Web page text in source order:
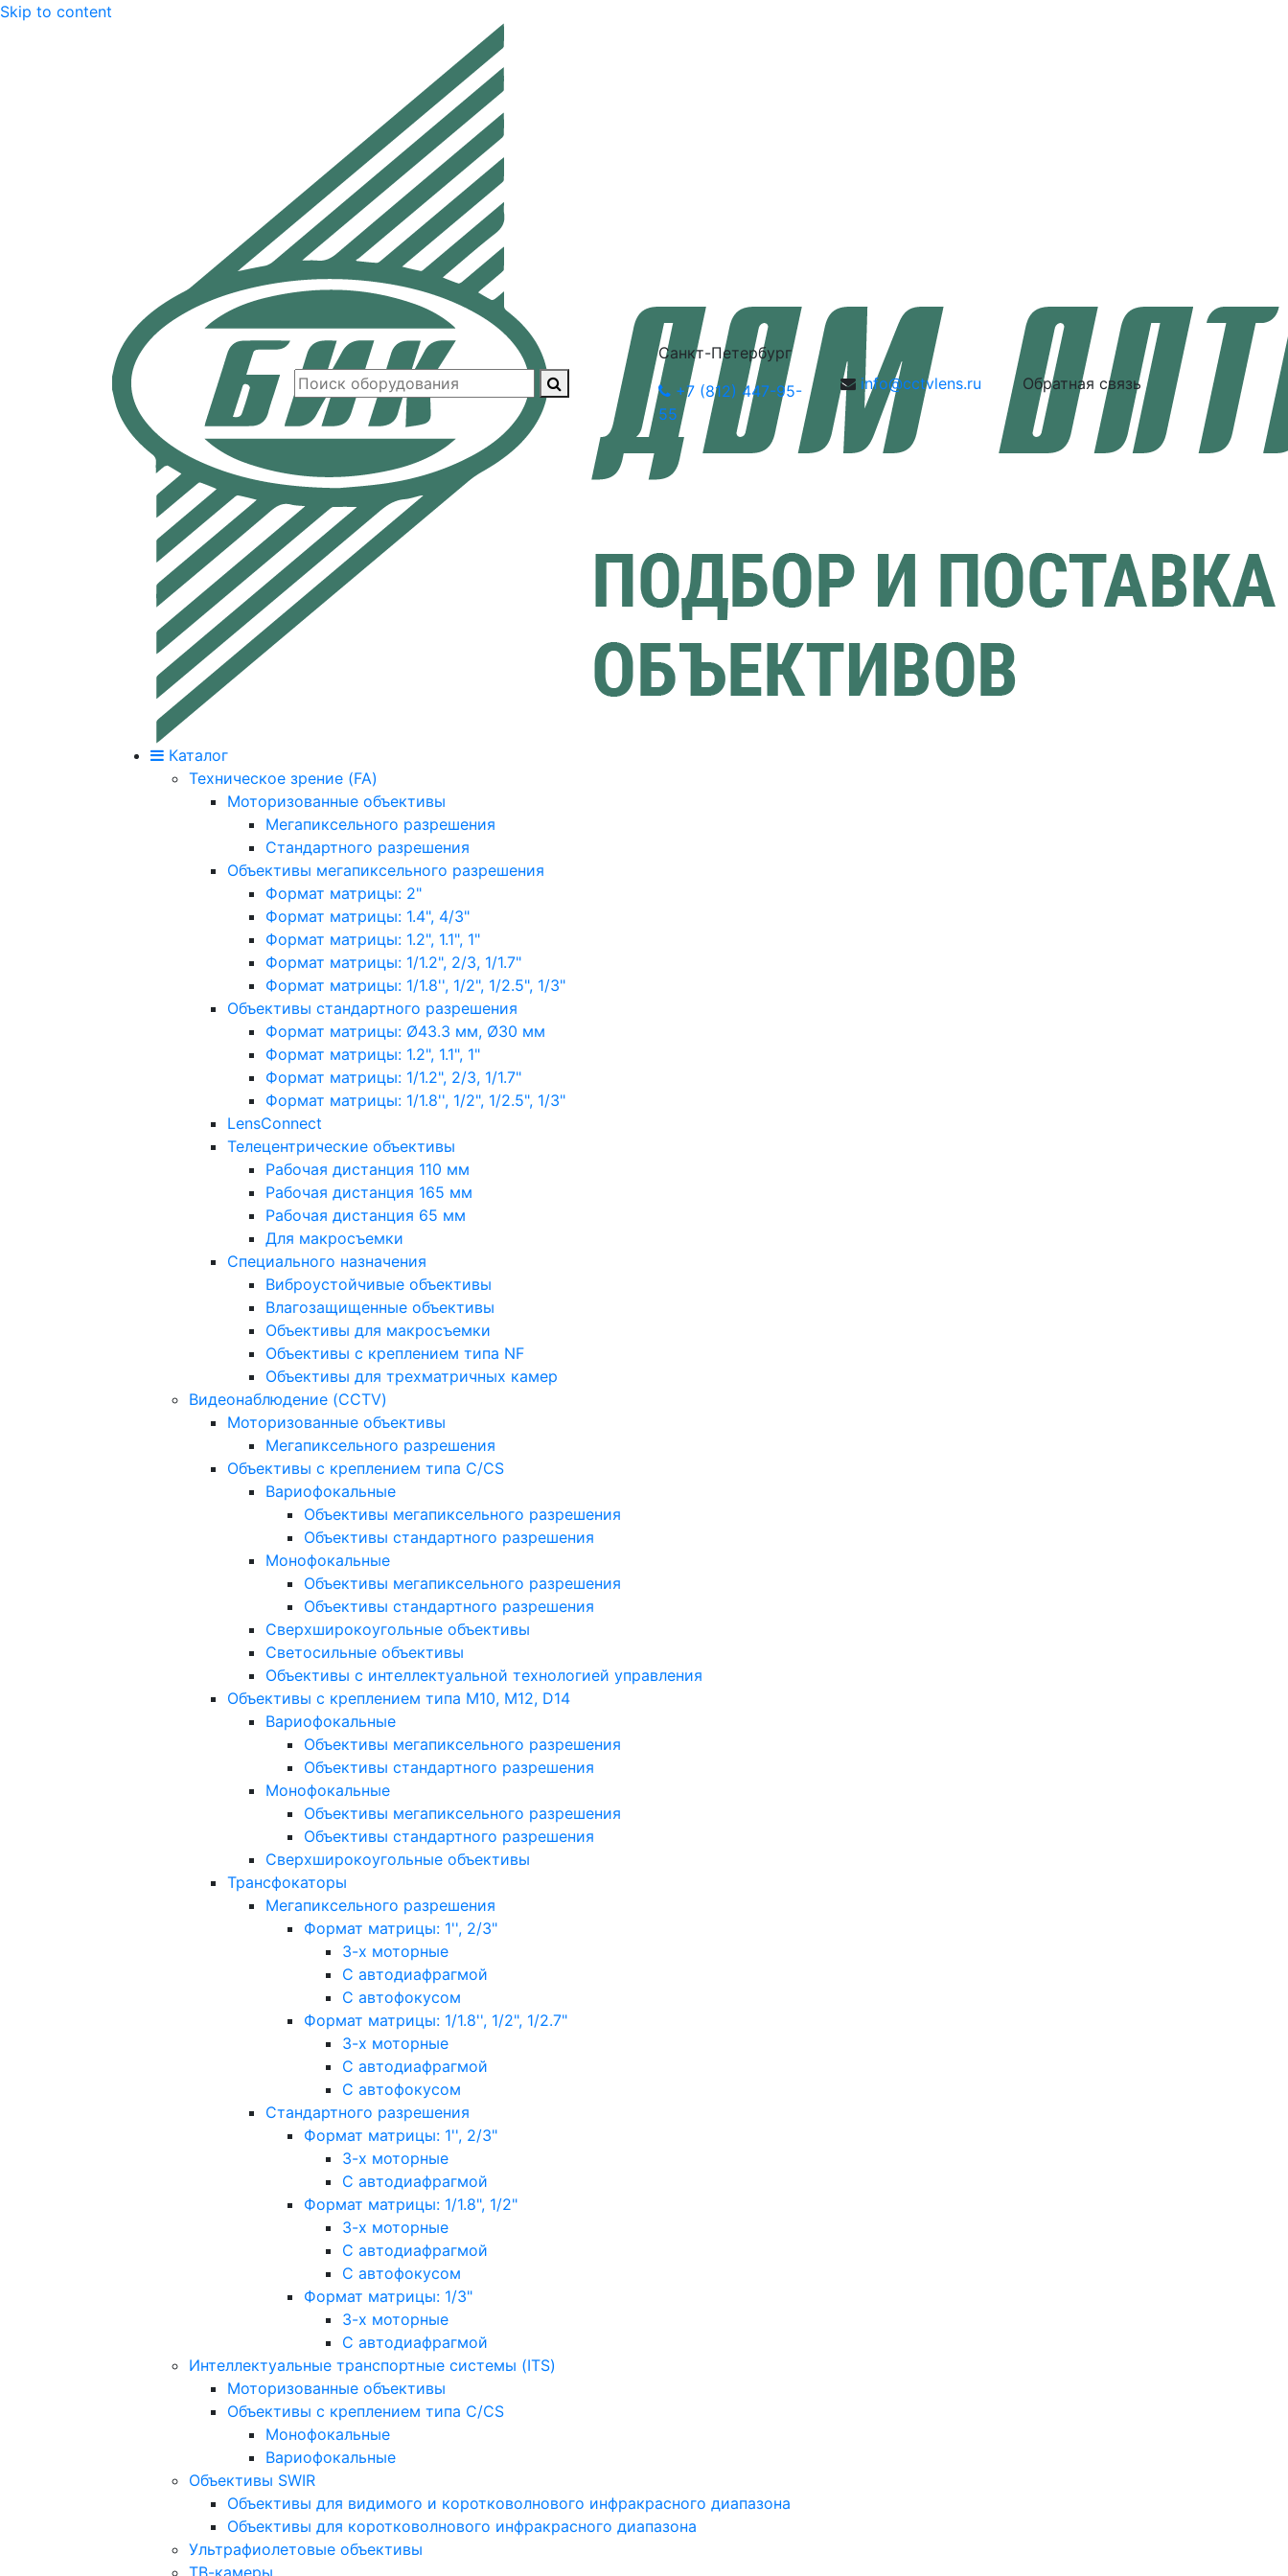
Skip to content
Санкт-Петербург
+7 (812) 447-95-
55
info@cctvlens.ru Обратная связь
Каталог
Техническое зрение (FA)
Моторизованные объективы
Мегапиксельного разрешения
Стандартного разрешения
Объективы мегапиксельного разрешения
Формат матрицы: 2"
Формат матрицы: 1.4", 4/3"
Формат матрицы: 1.2", 1.1", 1"
Формат матрицы: 1/1.2", 2/3, 1/1.7"
Формат матрицы: 1/1.8'', 1/2", 1/2.5", 1/3"
Объективы стандартного разрешения
Формат матрицы: Ø43.3 мм, Ø30 мм
Формат матрицы: 1.2", 1.1", 1"
Формат матрицы: 1/1.2", 2/3, 1/1.7"
Формат матрицы: 1/1.8'', 1/2", 1/2.5", 1/3"
LensConnect
Телецентрические объективы
Рабочая дистанция 110 мм
Рабочая дистанция 165 мм
Рабочая дистанция 65 мм
Для макросъемки
Специального назначения
Виброустойчивые объективы
Влагозащищенные объективы
Объективы для макросъемки
Объективы с креплением типа NF
Объективы для трехматричных камер
Видеонаблюдение (CCTV)
Моторизованные объективы
Мегапиксельного разрешения
Объективы с креплением типа C/CS
Вариофокальные
Объективы мегапиксельного разрешения
Объективы стандартного разрешения
Монофокальные
Объективы мегапиксельного разрешения
Объективы стандартного разрешения
Сверхширокоугольные объективы
Светосильные объективы
Объективы с интеллектуальной технологией управления
Объективы с креплением типа M10, M12, D14
Вариофокальные
Объективы мегапиксельного разрешения
Объективы стандартного разрешения
Монофокальные
Объективы мегапиксельного разрешения
Объективы стандартного разрешения
Сверхширокоугольные объективы
Трансфокаторы
Мегапиксельного разрешения
Формат матрицы: 1'', 2/3"
3-х моторные
С автодиафрагмой
С автофокусом
Формат матрицы: 1/1.8'', 1/2", 1/2.7"
3-х моторные
С автодиафрагмой
С автофокусом
Стандартного разрешения
Формат матрицы: 1'', 2/3"
3-х моторные
С автодиафрагмой
Формат матрицы: 1/1.8", 1/2"
3-х моторные
С автодиафрагмой
С автофокусом
Формат матрицы: 1/3"
3-х моторные
С автодиафрагмой
Интеллектуальные транспортные системы (ITS)
Моторизованные объективы
Объективы с креплением типа C/CS
Монофокальные
Вариофокальные
Объективы SWIR
Объективы для видимого и коротковолнового инфракрасного диапазона
Объективы для коротковолнового инфракрасного диапазона
Ультрафиолетовые объективы
ТВ-камеры